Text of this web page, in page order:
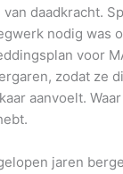
daadkracht.
nodig was
voor
zodat ze
aanvoelt.
jaren